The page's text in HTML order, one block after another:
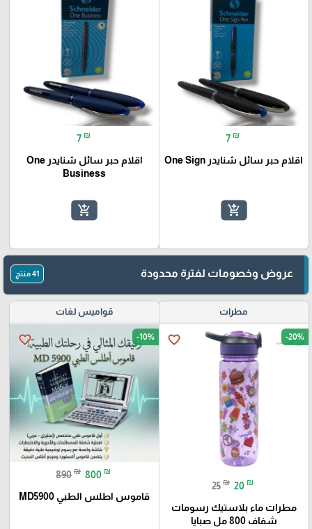
7 ₪
اقلام حبر سائل شنايدر One Sign
add_shopping_cart
7 ₪
اقلام حبر سائل شنايدر One
Business
add_shopping_cart
عروض وخصومات لفترة محدودة 41 منتج
مطرات
favorite_border -20%
25 ₪ 20 ₪
مطرات ماء بلاستيك رسومات
شفاف 800 مل صبايا
قواميس لغات
favorite_border -10%
890 ₪ 800 ₪
قاموس اطلس الطبي MD5900